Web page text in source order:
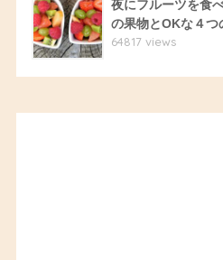
夜にフルーツを食
の果物とOKな４つ
64817 views